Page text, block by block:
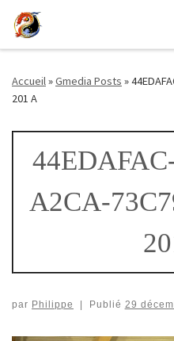
Passer au contenu
Accueil»Gmedia Posts »
201 A
A2CA-
par Philippe Publié 29